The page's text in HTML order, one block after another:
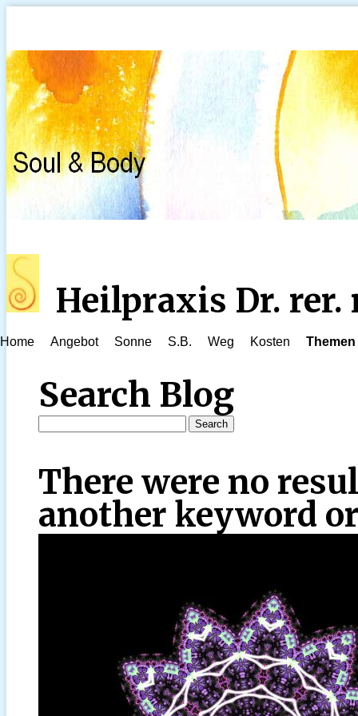
Heilpraxis Dr. rer.
Home Angebot Sonne S.B. Weg Kosten Themen
Search Blog
There were no
another keyword